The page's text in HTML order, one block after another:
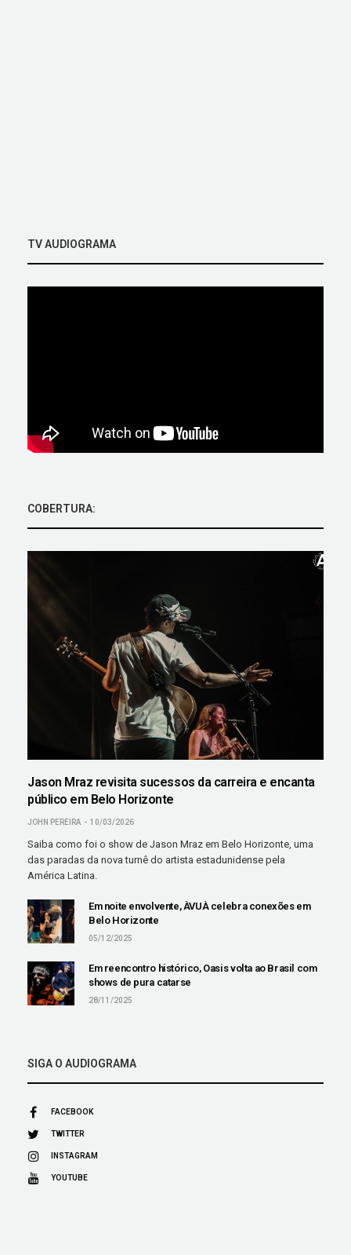
TV AUDIOGRAMA
COBERTURA:
Jason Mraz revisita sucessos da carreira e encanta
público em Belo Horizonte
JOHN PEREIRA 10/03/2026
Saiba como foi o show de Jason Mraz em Belo Horizonte, uma
das paradas da nova turnê do artista estadunidense pela
América Latina.
Em noite envolvente, ÀVUÀ celebra conexões em
Belo Horizonte
05/12/2025
Em reencontro histórico, Oasis volta ao Brasil com
shows de pura catarse
28/11/2025
SIGA O AUDIOGRAMA
FACEBOOK
TWITTER
INSTAGRAM
YOUTUBE